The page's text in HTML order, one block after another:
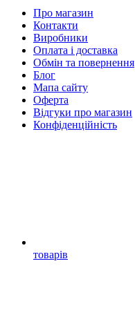
Про магазин
Контакти
Виробники
Оплата і доставка
Обмін та повернення
Блог
Мапа сайту
Оферта
Відгуки про магазин
Конфіденційність
товарів